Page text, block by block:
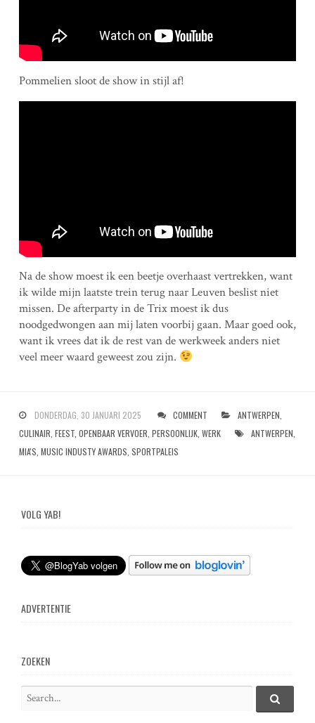
Pommelien sloot de show in stijl af!
Na de show moest ik een beetje overhaast vertrekken, want
ik wilde mijn laatste trein terug naar Leuven beslist niet
missen. De afterparty in de Trix moest ik dus
noodgedwongen aan mij laten voorbij gaan. Maar goed ook,
want ik vrees dat ik de rest van de werkweek anders niet
veel meer waard geweest zou zijn.
DONDERDAG, 30 JANUARI 2025 COMMENT ANTWERPEN,
CULINAIR, FEEST, OPENBAAR VERVOER, PERSOONLIJK, WERK ANTWERPEN,
MIA'S, MUSIC INDUSTY AWARDS, SPORTPALEIS
VOLG YAB!
ADVERTENTIE
ZOEKEN
S